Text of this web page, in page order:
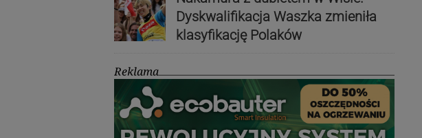
Dyskwalifikacja Waszka zmieniła
klasyfikację Polaków
Reklama